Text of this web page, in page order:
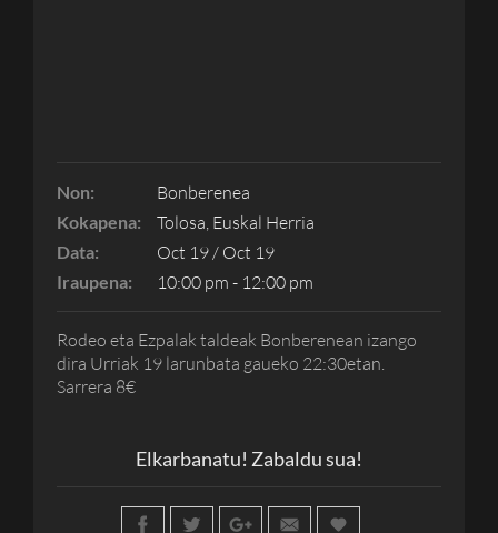
Non: Bonberenea
Kokapena: Tolosa, Euskal Herria
Data: Oct 19 / Oct 19
Iraupena: 10:00 pm - 12:00 pm
Rodeo eta Ezpalak taldeak Bonberenean izango
dira Urriak 19 larunbata gaueko 22:30etan.
Sarrera 8€
Elkarbanatu! Zabaldu sua!